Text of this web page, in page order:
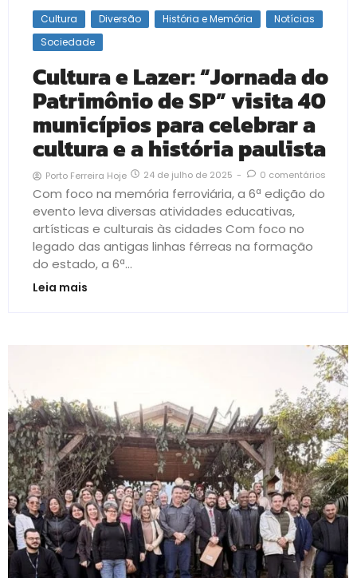
Cultura Diversão História e Memória
Notícias
Sociedade
Cultura e Lazer: “Jornada do
Patrimônio de SP” visita 40
municípios para celebrar a
cultura e a história paulista
Porto Ferreira Hoje 24 de julho de 2025 - 0 comentários
Com foco na memória ferroviária, a 6ª edição do
evento leva diversas atividades educativas,
artísticas e culturais às cidades Com foco no
legado das antigas linhas férreas na formação
do estado, a 6ª...
Leia mais